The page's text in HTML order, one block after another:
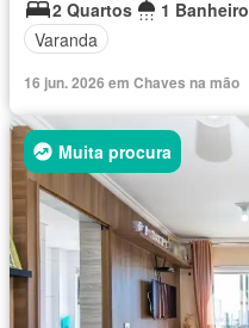
2 Quartos
1 Banheiro
Varanda
16 jun. 2026 em Chaves na mão
Muita procura